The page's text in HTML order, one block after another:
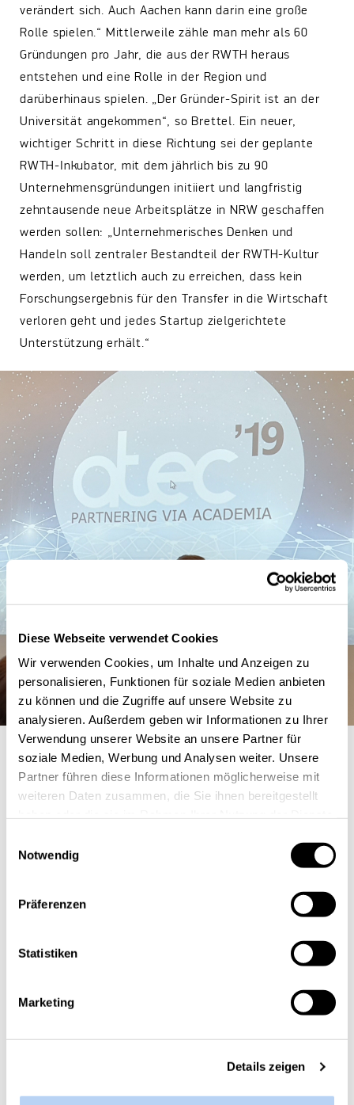
Diese Webseite verwendet Cookies
Wir verwenden Cookies, um Inhalte und Anzeigen zu
personalisieren, Funktionen für soziale Medien anbieten
zu können und die Zugriffe auf unsere Website zu
analysieren. Außerdem geben wir Informationen zu Ihrer
Verwendung unserer Website an unsere Partner für
soziale Medien, Werbung und Analysen weiter. Unsere
Partner führen diese Informationen möglicherweise mit
weiteren Daten zusammen, die Sie ihnen bereitgestellt
Notwendig
Präferenzen
Statistiken
Marketing
Details zeigen
verändert sich. Auch Aachen kann darin eine große
Rolle spielen.“ Mittlerweile zähle man mehr als 60
Gründungen pro Jahr, die aus der RWTH heraus
entstehen und eine Rolle in der Region und
darüberhinaus spielen. „Der Gründer-Spirit ist an der
Universität angekommen“, so Brettel. Ein neuer,
wichtiger Schritt in diese Richtung sei der geplante
RWTH-Inkubator, mit dem jährlich bis zu 90
Unternehmensgründungen initiiert und langfristig
zehntausende neue Arbeitsplätze in NRW geschaffen
werden sollen: „Unternehmerisches Denken und
Handeln soll zentraler Bestandteil der RWTH-Kultur
werden, um letztlich auch zu erreichen, dass kein
Forschungsergebnis für den Transfer in die Wirtschaft
verloren geht und jedes Startup zielgerichtete
Unterstützung erhält.“